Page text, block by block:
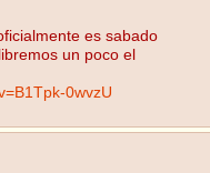
es sabado
un poco el
0wvzU